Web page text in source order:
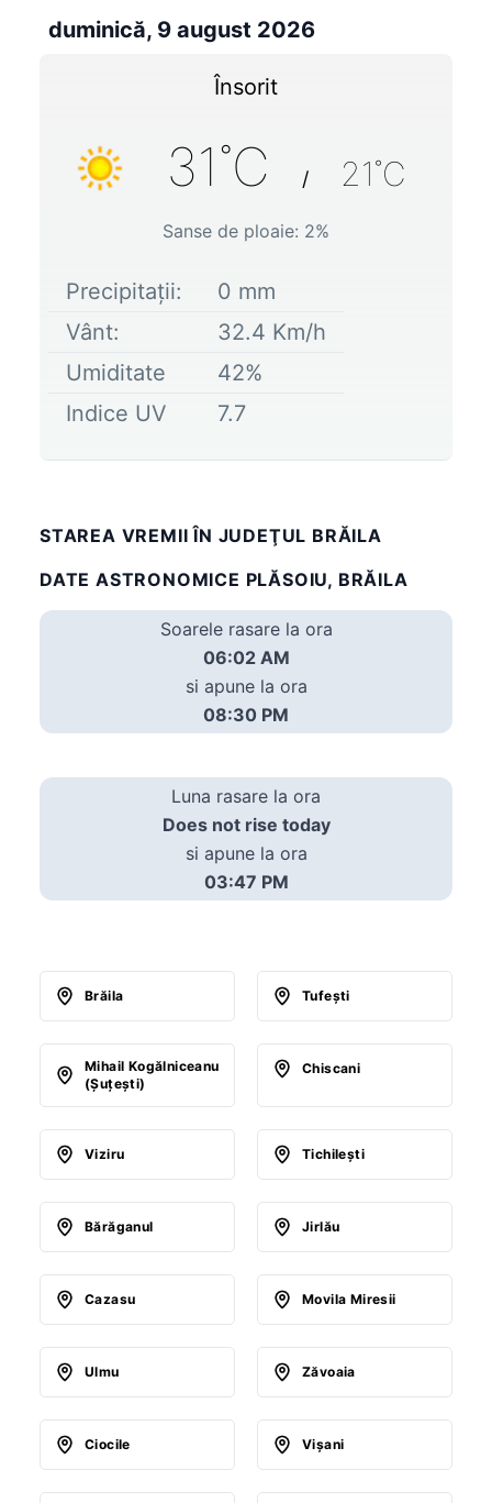
duminică, 9 august 2026
Însorit
31˚C / 21˚C
Sanse de ploaie: 2%
Precipitații: 0 mm
Vânt:
32.4 Km/h
Umiditate
42%
Indice UV
7.7
STAREA VREMII ÎN JUDEŢUL BRĂILA
DATE ASTRONOMICE PLĂSOIU, BRĂILA
Soarele rasare la ora
06:02 AM
si apune la ora
08:30 PM
Luna rasare la ora
Does not rise today
si apune la ora
03:47 PM
Brăila Tufeşti
Mihail Kogălniceanu
(Şuţeşti)
Chiscani
Viziru Tichileşti
Bărăganul Jirlău
Cazasu Movila Miresii
Ulmu Zăvoaia
Ciocile Vişani